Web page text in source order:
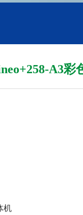
A3彩
机